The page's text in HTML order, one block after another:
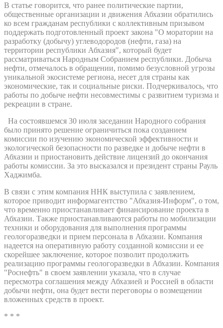
В статье говорится, что ранее политические партии,
общественные организации и движения Абхазии обратились
ко всем гражданам республики с коллективным призывом
поддержать подготовленный проект закона "О моратории на
разработку (добычу) углеводородов (нефти, газа) на
территории республики Абхазия", который будет
рассматриваться Народным Собранием республики. Добыча
нефти, отмечалось в обращении, помимо безусловной угрозы
уникальной экосистеме региона, несет для страны как
экономические, так и социальные риски. Подчеркивалось, что
работы по добыче нефти несовместимы с развитием туризма и
рекреации в стране.
На состоявшемся 30 июля заседании Народного собрания
было принято решение ограничиться пока созданием
комиссии по изучению экономической эффективности и
экологической безопасности по разведке и добыче нефти в
Абхазии и приостановить действие лицензий до окончания
работы комиссии. За это высказался и президент страны Рауль
Хаджимба.
В связи с этим компания ННК выступила с заявлением,
которое приводит информагентство "Абхазия-Информ", о том,
что временно приостанавливает финансирование проекта в
Абхазии. Также приостанавливаются работы по мобилизации
техники и оборудования для выполнения программы
геологоразведки и прием персонала в Абхазии. Компания
надеется на оперативную работу созданной комиссии и ее
скорейшее заключение, которое позволит продолжить
реализацию программы геологоразведки в Абхазии. Компания
"Роснефть" в своем заявлении указала, что в случае
пересмотра соглашения между Абхазией и Россией в области
добычи нефти, она будет вести переговоры о возмещении
вложенных средств в проект.
* * *